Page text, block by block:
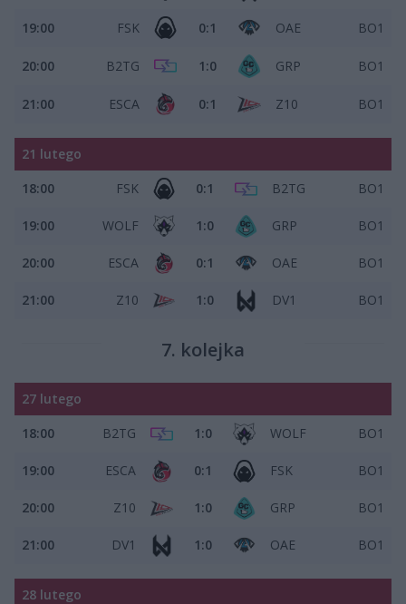
19:00 FSK 0:1 OAE BO1
20:00 B2TG 1:0 GRP BO1
21:00 ESCA 0:1 Z10 BO1
21 lutego
18:00
FSK 0:1 B2TG BO1
19:00 WOLF 1:0 GRP BO1
20:00 ESCA 0:1 OAE BO1
21:00 Z10 1:0 DV1 BO1
7. kolejka
27 lutego
18:00
B2TG 1:0 WOLF BO1
19:00 ESCA 0:1 FSK BO1
20:00 Z10 1:0 GRP BO1
21:00 DV1 1:0 OAE BO1
28 lutego